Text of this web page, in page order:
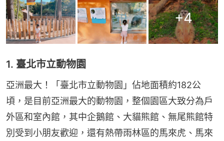
+4
1. 臺北市立動物園
亞洲最大！「臺北市立動物園」佔地面積約182公
頃，是目前亞洲最大的動物園，整個園區大致分為戶
外區和室內館，其中企鵝館、大貓熊館、無尾熊館特
別受到小朋友歡迎，還有熱帶雨林區的馬來虎、馬來